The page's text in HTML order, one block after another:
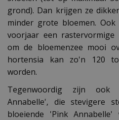
grond). Dan krijgen ze
minder grote bloemen.
voorjaar een rastervormige
om de bloemenzee mooi
hortensia kan zo'n 120
worden.
Tegenwoordig zijn
Annabelle', die stevigere
bloeiende 'Pink Annabelle'